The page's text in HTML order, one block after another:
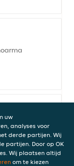
uw
analyses voor
derde partijen. Wij
partijen. Door op OK
Wij plaatsen altijd
om te kiezen